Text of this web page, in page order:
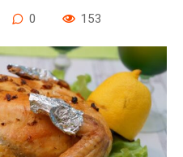
0 153